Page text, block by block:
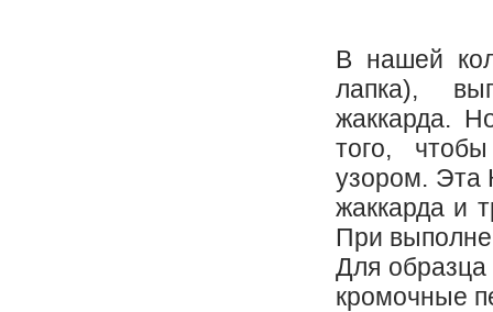
В нашей
лапка),
жаккарда.
того,
узором. Эта
жаккарда и
При
Для образца
кромочные